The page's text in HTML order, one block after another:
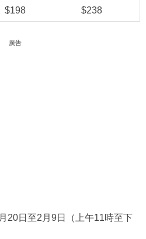
$198 $238
廣告
20日至2月9日（上午11時至下